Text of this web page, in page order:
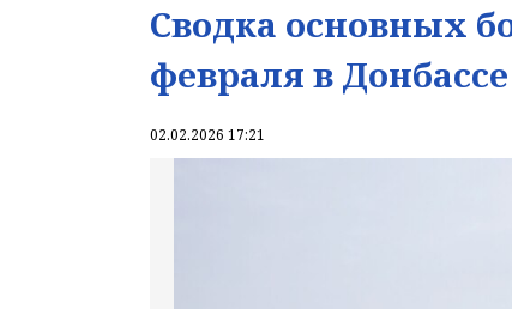
Сводка основных
февраля в
02.02.2026 17:21